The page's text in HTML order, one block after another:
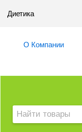
Диетика
О Компании